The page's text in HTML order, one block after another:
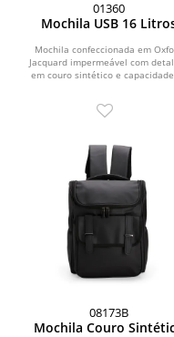
01360
Mochila USB 16
Mochila confeccionada em
Jacquard impermeável com
em couro sintético e
08173B
Mochila Couro